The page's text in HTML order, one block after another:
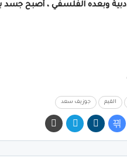
وبعده الفلسفي ، أصبح جسد
القيم جوزيف سعد